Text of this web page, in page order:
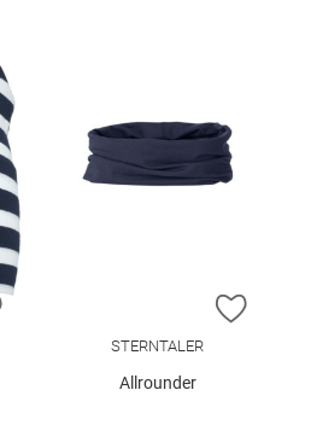
ZUR WUNSCHLISTE HINZUFÜGEN
ZUR
STERNTALER
Allrounder